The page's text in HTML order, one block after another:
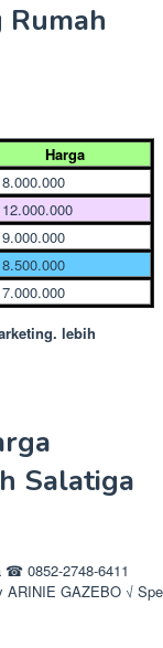
Rumah
Harga
lebih
Salatiga
ARINIE GAZEBO √